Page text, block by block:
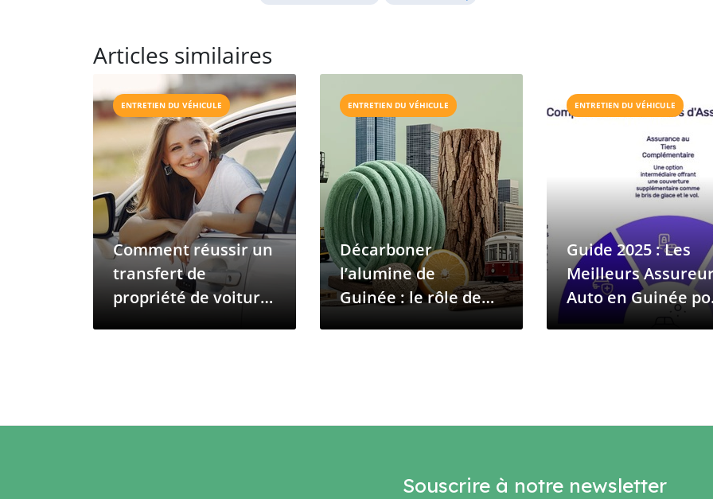
Articles similaires
ENTRETIEN DU VÉHICULE
Comment réussir un
transfert de
propriété de voiture
ENTRETIEN DU VÉHICULE
Décarboner
l’alumine de
Guinée : le rôle de
ENTRETIEN DU VÉHICULE
Guide 2025 : Les
Meilleurs
Auto en Guinée
une Conduite
Souscrire à notre newsletter